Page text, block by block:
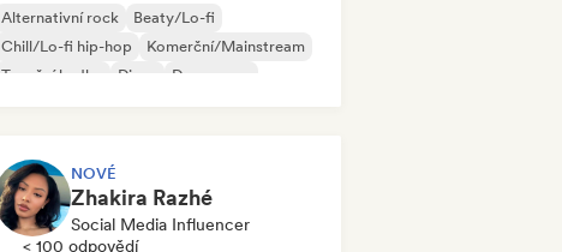
Alternativní rock
Beaty/Lo-fi
Chill/Lo-fi hip-hop
Komerční/Mainstream
Taneční hudba
Disco
Dream pop
NOVÉ
Zhakira Razhé
Social Media Influencer
< 100 odpovědí